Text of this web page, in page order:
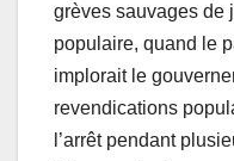
grèves sauvages de
populaire, quand le
implorait le
revendications
l’arrêt pendant